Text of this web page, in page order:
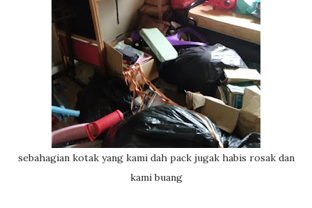
sebahagian kotak yang kami dah pack jugak habis rosak dan
kami buang